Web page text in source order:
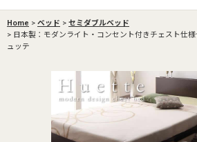
Home > ベッド > セミダブルベッド
> 日本製：モダンライト・コンセント付きチェスト仕
ュッテ